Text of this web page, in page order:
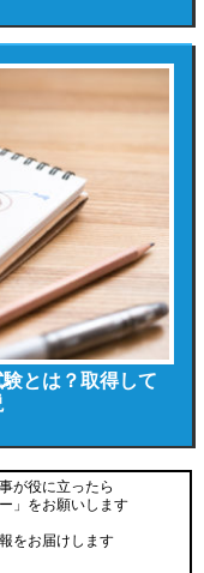
とは？取得して
が役に立ったら
ー」をお願いします
をお届けします